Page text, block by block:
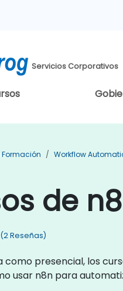
Servicios Corporativos
Formación Workflow
de
(2 Reseñas)
como presencial, los
usar n8n para